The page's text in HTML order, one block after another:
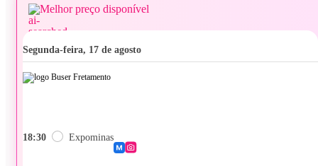
Melhor preço disponível
segunda-feira, 17 de agosto
18:30 Expominas